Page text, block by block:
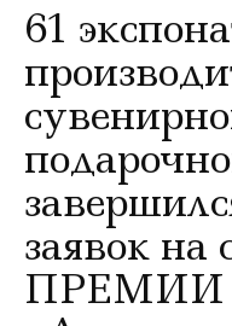
61
заявок